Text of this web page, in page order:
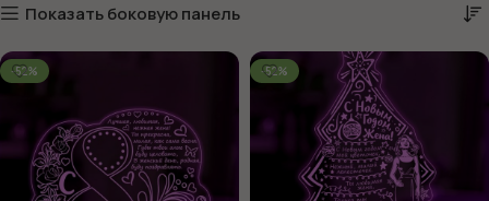
Показать боковую панель
-52% -52%